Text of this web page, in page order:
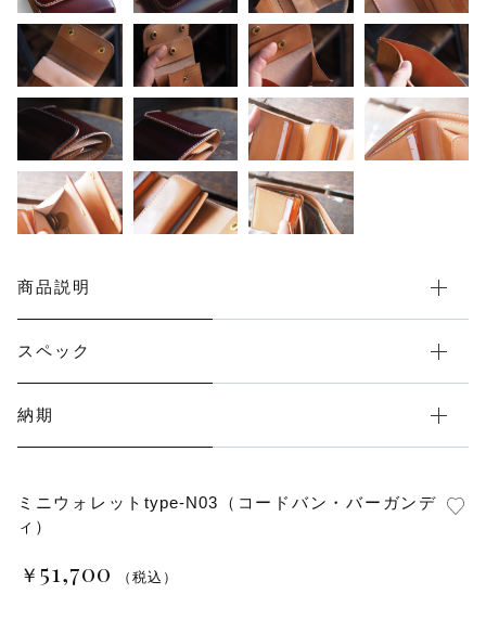
商品説明
スペック
納期
ミニウォレットtype-N03（コードバン・バーガンデ
ィ）
￥ 51,700 （税込）